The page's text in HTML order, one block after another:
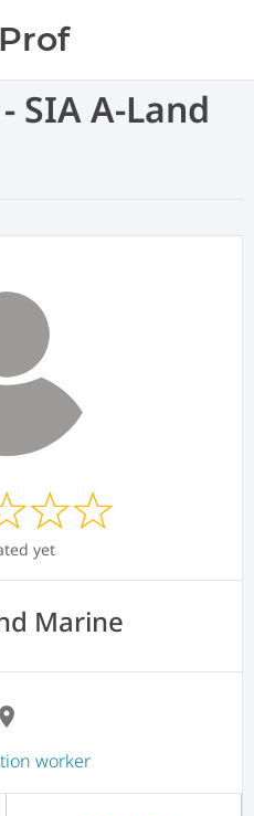
SIA A-Land
yet
Marine
location_on
worker